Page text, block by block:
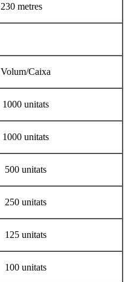
230 metres
Volum/Caixa
1000 unitats
1000 unitats
500 unitats
250 unitats
125 unitats
100 unitats